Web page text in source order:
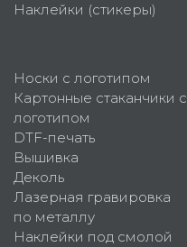
Наклейки (стикеры)
Носки с логотипом
Картонные стаканчики с
логотипом
DTF-печать
Вышивка
Деколь
Лазерная гравировка
по металлу
Наклейки под смолой